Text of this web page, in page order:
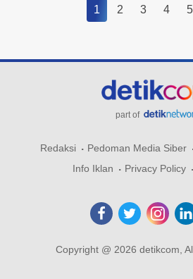
1 2 3 4 5
part of
Redaksi Pedoman Media Siber
Info Iklan
Privacy Policy
Copyright @ 2026 detikcom,